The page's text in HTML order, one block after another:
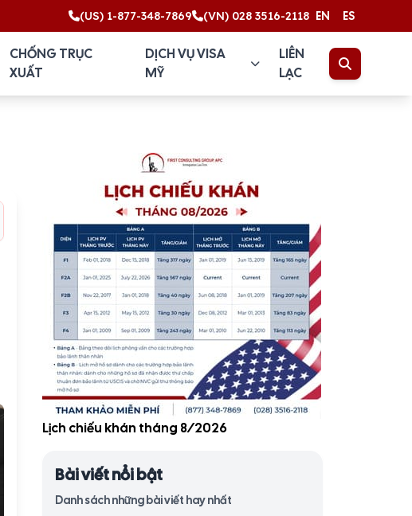
(US) 1-877-348-7869 (VN) 028 3516-2118 EN ES
CHỐNG TRỤC
XUẤT
DỊCH VỤ VISA
MỸ
LIÊN
LẠC
Lịch chiếu khán tháng 8/2026
Bài viết nổi bật
Danh sách những bài viết hay nhất